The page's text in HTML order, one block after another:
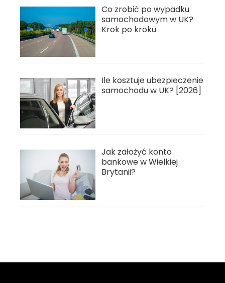
Co zrobić po wypadku
samochodowym w UK?
Krok po kroku
Ile kosztuje ubezpieczenie
samochodu w UK? [2026]
Jak założyć konto
bankowe w Wielkiej
Brytanii?